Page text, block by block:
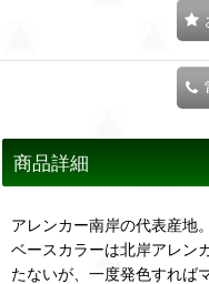
商品詳細
アレンカー南岸の代表産地
ベースカラーは北岸アレン
たないが、一度発色すれば